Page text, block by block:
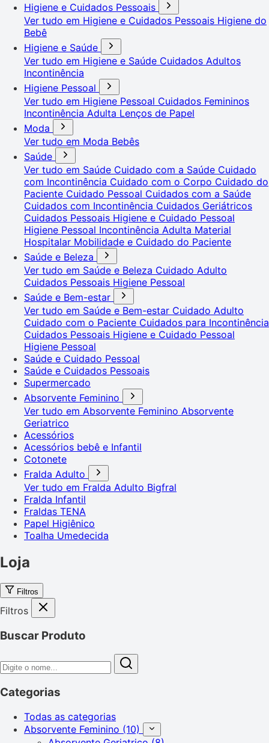
Higiene e Cuidados Pessoais
Ver tudo em Higiene e Cuidados Pessoais Higiene do
Bebê
Higiene e Saúde
Ver tudo em Higiene e Saúde Cuidados Adultos
Incontinência
Higiene Pessoal
Ver tudo em Higiene Pessoal Cuidados Femininos
Incontinência Adulta Lenços de Papel
Moda
Ver tudo em Moda Bebês
Saúde
Ver tudo em Saúde Cuidado com a Saúde Cuidado
com Incontinência Cuidado com o Corpo Cuidado do
Paciente Cuidado Pessoal Cuidados com a Saúde
Cuidados com Incontinência Cuidados Geriátricos
Cuidados Pessoais Higiene e Cuidado Pessoal
Higiene Pessoal Incontinência Adulta Material
Hospitalar Mobilidade e Cuidado do Paciente
Saúde e Beleza
Ver tudo em Saúde e Beleza Cuidado Adulto
Cuidados Pessoais Higiene Pessoal
Saúde e Bem-estar
Ver tudo em Saúde e Bem-estar Cuidado Adulto
Cuidado com o Paciente Cuidados para Incontinência
Cuidados Pessoais Higiene e Cuidado Pessoal
Higiene Pessoal
Saúde e Cuidado Pessoal
Saúde e Cuidados Pessoais
Supermercado
Absorvente Feminino
Ver tudo em Absorvente Feminino Absorvente
Geriatrico
Acessórios
Acessórios bebê e Infantil
Cotonete
Fralda Adulto
Ver tudo em Fralda Adulto Bigfral
Fralda Infantil
Fraldas TENA
Papel Higiênico
Toalha Umedecida
Loja
Filtros
Filtros
Buscar Produto
Categorias
Todas as categorias
Absorvente Feminino (10)